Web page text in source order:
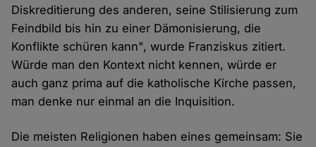
Diskreditierung des anderen, seine Stilisierung zum
Feindbild bis hin zu einer Dämonisierung, die
Konflikte schüren kann", wurde Franziskus zitiert.
Würde man den Kontext nicht kennen, würde er
auch ganz prima auf die katholische Kirche passen,
man denke nur einmal an die Inquisition.
Die meisten Religionen haben eines gemeinsam: Sie